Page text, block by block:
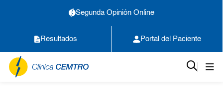
Segunda Opinión Online
Resultados Portal del Paciente